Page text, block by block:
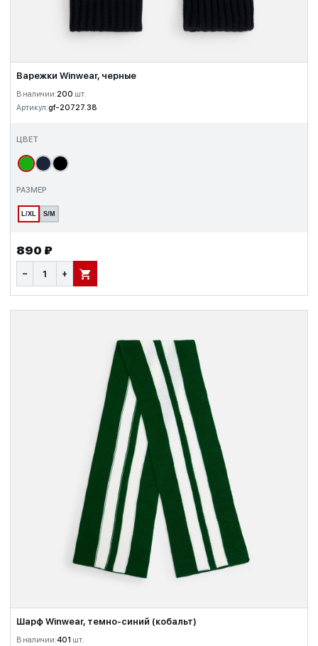
Варежки Winwear, черные
В наличии:200 шт.
Артикул:gf-20727.38
ЦВЕТ
РАЗМЕР
L/XL S/M
890 ₽
− + В КОРЗИНУ
Шарф Winwear, темно-синий (кобальт)
В наличии:401 шт.